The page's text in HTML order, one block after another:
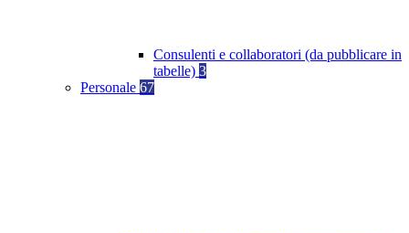
Consulenti e collaboratori (da pubblicare in
tabelle) 3
Personale 67